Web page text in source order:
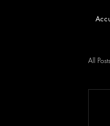
All Posts